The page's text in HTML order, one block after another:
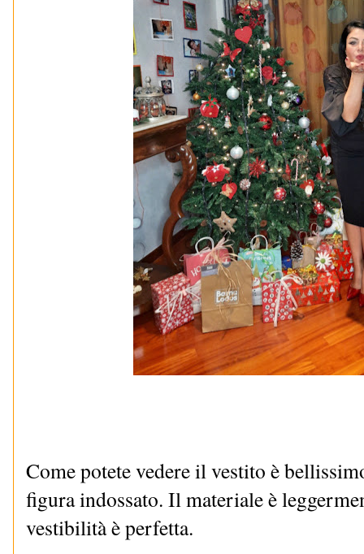
Come potete vedere il vestito è
figura indossato. Il materiale è
vestibilità è perfetta.